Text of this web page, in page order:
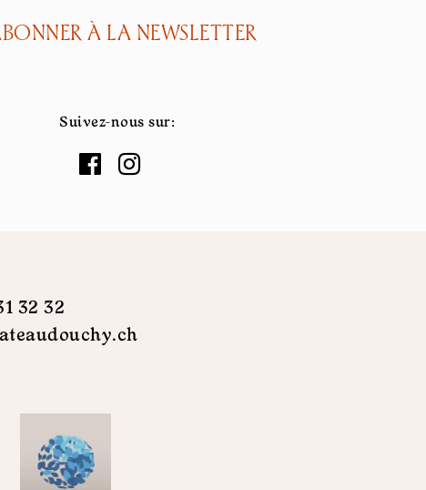
À LA NEWSLETTER
Suivez-nous sur:
32 32